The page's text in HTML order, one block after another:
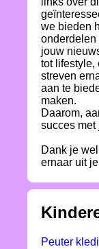
we bieden
onderdelen
jouw
tot lifestyle,
streven
aan te
maken.
Daarom,
succes met
Dank je
ernaar uit
Peuter